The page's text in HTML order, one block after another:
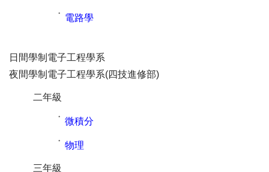
˙ 電路學
日間學制電子工程學系
夜間學制電子工程學系(四技進修部)
二年級
˙ 微積分
˙ 物理
三年級